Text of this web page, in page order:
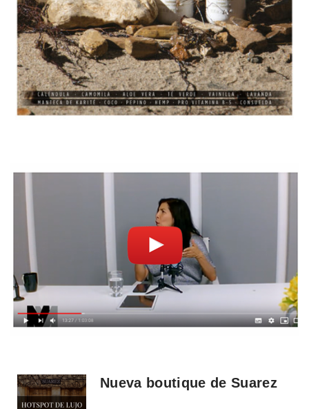
Nueva boutique de Suarez